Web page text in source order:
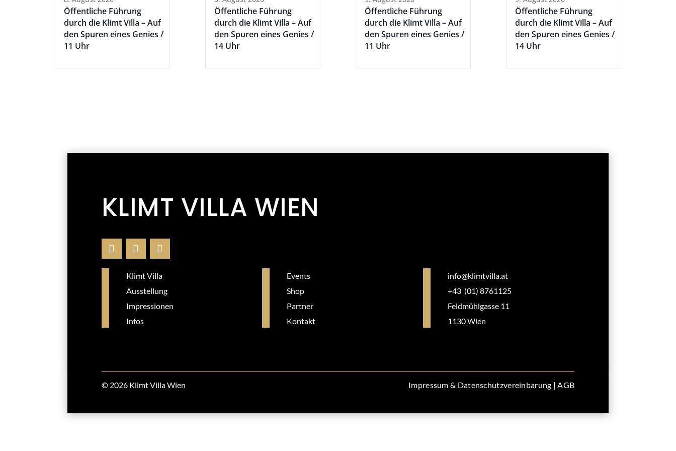
Öffentliche Führung
durch die Klimt Villa – Auf
den Spuren eines Genies /
11 Uhr
Öffentliche Führung
durch die Klimt Villa – Auf
den Spuren eines Genies /
14 Uhr
Öffentliche Führung
durch die Klimt Villa – Auf
den Spuren eines Genies /
11 Uhr
Öffentliche Führung
durch die Klimt Villa – Auf
den Spuren eines Genies /
14 Uhr
KLIMT VILLA WIEN
Klimt Villa
Ausstellung
Impressionen
Infos
Events
Shop
Partner
Kontakt
info@klimtvilla.at
+43 (01) 8761125
Feldmühlgasse 11
1130 Wien
© 2026 Klimt Villa Wien Impressum & Datenschutzvereinbarung |AGB